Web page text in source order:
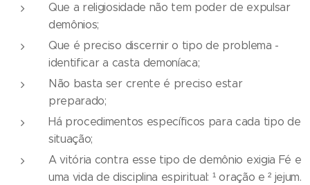
Que a religiosidade não tem poder de expulsar
demônios;
Que é preciso discernir o tipo de problema -
identificar a casta demoníaca;
Não basta ser crente é preciso estar
preparado;
Há procedimentos específicos para cada tipo de
situação;
A vitória contra esse tipo de demônio exigia Fé e
uma vida de disciplina espiritual: ¹ oração e ² jejum.